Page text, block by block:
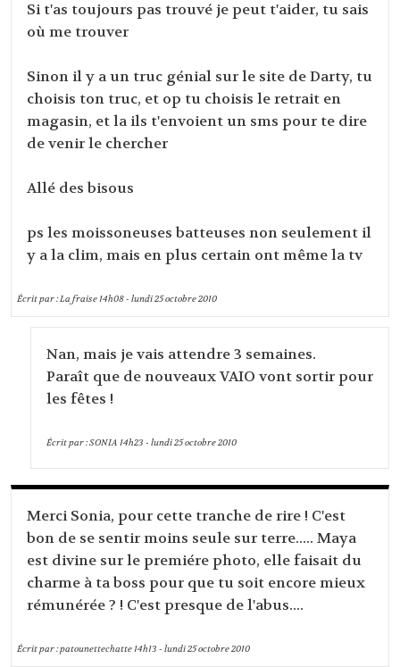
Si t'as toujours pas trouvé je peut t'aider, tu sais
où me trouver
Sinon il y a un truc génial sur le site de Darty, tu
choisis ton truc, et op tu choisis le retrait en
magasin, et la ils t'envoient un sms pour te dire
de venir le chercher
Allé des bisous
ps les moissoneuses batteuses non seulement il
y a la clim, mais en plus certain ont même la tv
Écrit par :La fraise14h08-lundi 25octobre 2010
Nan, mais je vais attendre 3 semaines.
Paraît que de nouveaux VAIO vont sortir pour
les fêtes !
Écrit par :SONIA 14h23 - lundi 25octobre 2010
Merci Sonia, pour cette tranche de rire ! C'est
bon de se sentir moins seule sur terre..... Maya
est divine sur le premiére photo, elle faisait du
charme à ta boss pour que tu soit encore mieux
rémunérée ? ! C'est presque de l'abus....
Écrit par :patounettechatte14h13 -lundi 25octobre 2010